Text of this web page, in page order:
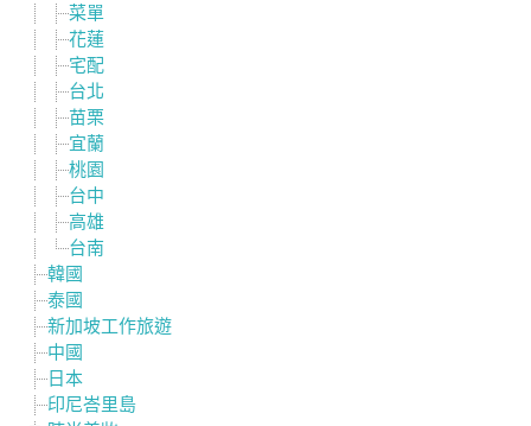
菜單
花蓮
宅配
台北
苗栗
宜蘭
桃園
台中
高雄
台南
韓國
泰國
新加坡工作旅遊
中國
日本
印尼峇里島